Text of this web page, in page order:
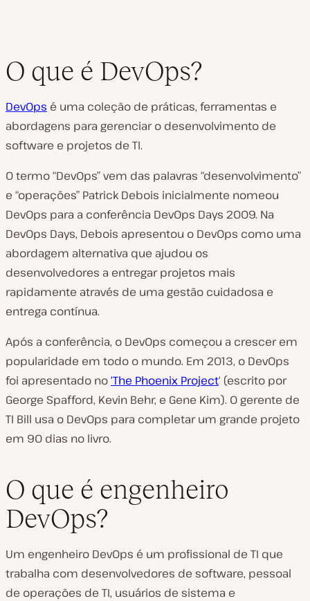
O que é DevOps?
DevOps é uma coleção de práticas, ferramentas e
abordagens para gerenciar o desenvolvimento de
software e projetos de TI.
O termo “DevOps” vem das palavras “desenvolvimento”
e “operações” Patrick Debois inicialmente nomeou
DevOps para a conferência DevOps Days 2009. Na
DevOps Days, Debois apresentou o DevOps como uma
abordagem alternativa que ajudou os
desenvolvedores a entregar projetos mais
rapidamente através de uma gestão cuidadosa e
entrega contínua.
Após a conferência, o DevOps começou a crescer em
popularidade em todo o mundo. Em 2013, o DevOps
foi apresentado no‘The Phoenix Project‘ (escrito por
George Spafford, Kevin Behr, e Gene Kim). O gerente de
TI Bill usa o DevOps para completar um grande projeto
em 90 dias no livro.
O que é engenheiro
DevOps?
Um engenheiro DevOps é um profissional de TI que
trabalha com desenvolvedores de software, pessoal
de operações de TI, usuários de sistema e